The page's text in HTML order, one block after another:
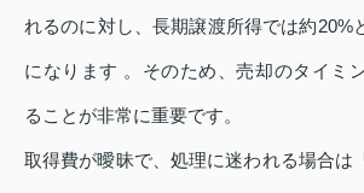
れるのに対し、長期譲渡所得では約20%
になります 。そのため、売却のタイミ
ることが非常に重要です。
取得費が曖昧で、処理に迷われる場合は